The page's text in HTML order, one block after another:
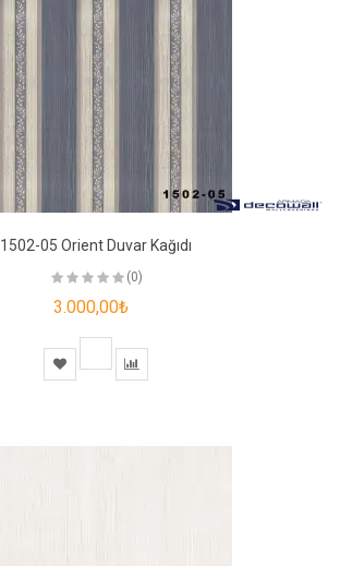
1502-05 Orient Duvar Kağıdı
(0)
3.000,00₺